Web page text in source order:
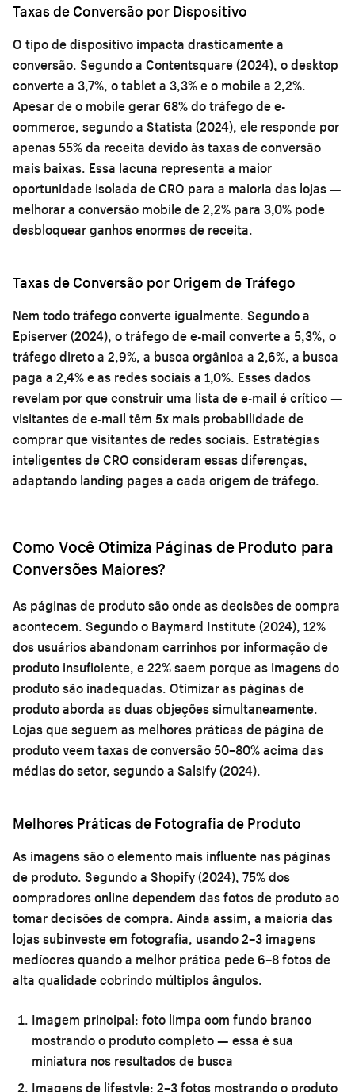
Taxas de Conversão por Dispositivo
O tipo de dispositivo impacta drasticamente a
conversão. Segundo a Contentsquare (2024), o desktop
converte a 3,7%, o tablet a 3,3% e o mobile a 2,2%.
Apesar de o mobile gerar 68% do tráfego de e-
commerce, segundo a Statista (2024), ele responde por
apenas 55% da receita devido às taxas de conversão
mais baixas. Essa lacuna representa a maior
oportunidade isolada de CRO para a maioria das lojas —
melhorar a conversão mobile de 2,2% para 3,0% pode
desbloquear ganhos enormes de receita.
Taxas de Conversão por Origem de Tráfego
Nem todo tráfego converte igualmente. Segundo a
Episerver (2024), o tráfego de e-mail converte a 5,3%, o
tráfego direto a 2,9%, a busca orgânica a 2,6%, a busca
paga a 2,4% e as redes sociais a 1,0%. Esses dados
revelam por que construir uma lista de e-mail é crítico —
visitantes de e-mail têm 5x mais probabilidade de
comprar que visitantes de redes sociais. Estratégias
inteligentes de CRO consideram essas diferenças,
adaptando landing pages a cada origem de tráfego.
Como Você Otimiza Páginas de Produto para
Conversões Maiores?
As páginas de produto são onde as decisões de compra
acontecem. Segundo o Baymard Institute (2024), 12%
dos usuários abandonam carrinhos por informação de
produto insuficiente, e 22% saem porque as imagens do
produto são inadequadas. Otimizar as páginas de
produto aborda as duas objeções simultaneamente.
Lojas que seguem as melhores práticas de página de
produto veem taxas de conversão 50–80% acima das
médias do setor, segundo a Salsify (2024).
Melhores Práticas de Fotografia de Produto
As imagens são o elemento mais influente nas páginas
de produto. Segundo a Shopify (2024), 75% dos
compradores online dependem das fotos de produto ao
tomar decisões de compra. Ainda assim, a maioria das
lojas subinveste em fotografia, usando 2–3 imagens
medíocres quando a melhor prática pede 6–8 fotos de
alta qualidade cobrindo múltiplos ângulos.
Imagem principal: foto limpa com fundo branco
mostrando o produto completo — essa é sua
miniatura nos resultados de busca
Imagens de lifestyle: 2–3 fotos mostrando o produto